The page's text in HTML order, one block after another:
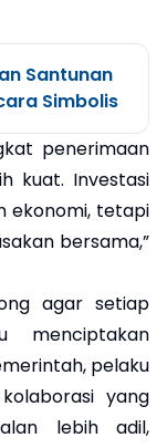
Santunan
Simbolis
penerimaan
kuat. Investasi
ekonomi, tetapi
bersama,”
agar setiap
menciptakan
pelaku
yang
lebih adil,